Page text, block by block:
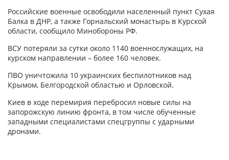
Российские военные освободили населенный пункт Сухая
Балка в ДНР, а также Горнальский монастырь в Курской
области, сообщило Минобороны РФ.
ВСУ потеряли за сутки около 1140 военнослужащих, на
курском направлении – более 160 человек.
ПВО уничтожила 10 украинских беспилотников над
Крымом, Белгородской областью и Орловской.
Киев в ходе перемирия перебросил новые силы на
запорожскую линию фронта, в том числе обученные
западными специалистами спецгруппы с ударными
дронами.